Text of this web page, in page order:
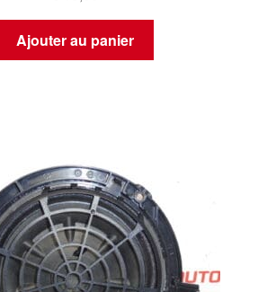
Ajouter au panier